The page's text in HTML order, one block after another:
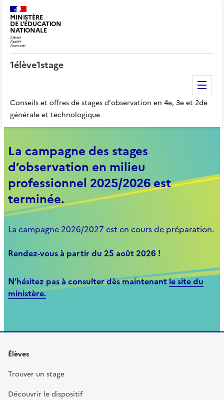
MINISTÈRE
DE L'ÉDUCATION
NATIONALE
1élève1stage
Conseils et offres de stages d'observation en 4e, 3e et 2de
générale et technologique
La campagne des stages
d’observation en milieu
professionnel 2025/2026 est
terminée.
La campagne 2026/2027 est en cours de préparation.
Rendez-vous à partir du 25 août 2026 !
N’hésitez pas à consulter dès maintenantle site du
ministère.
Élèves
Trouver un stage
Découvrir le dispositif